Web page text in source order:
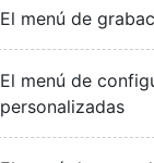
El menú de
El menú de
personalizadas